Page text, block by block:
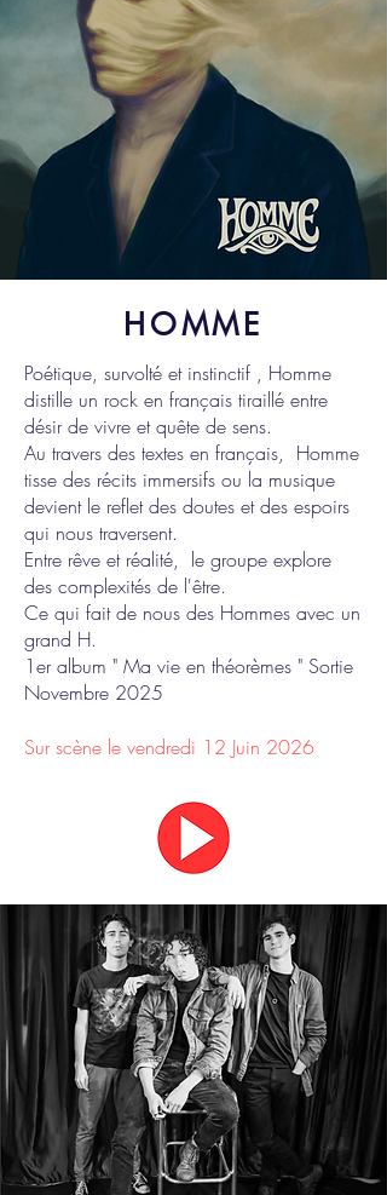
HOMME
Poétique, survolté et instinctif , Homme
distille un rock en français tiraillé entre
désir de vivre et quête de sens.
Au travers des textes en français, Homme
tisse des récits immersifs ou la musique
devient le reflet des doutes et des espoirs
qui nous traversent.
Entre rêve et réalité, le groupe explore
des complexités de l'être.
Ce qui fait de nous des Hommes avec un
grand H.
1er album " Ma vie en théorèmes " Sortie
Novembre 2025
Sur scène le vendredi 12 Juin 2026